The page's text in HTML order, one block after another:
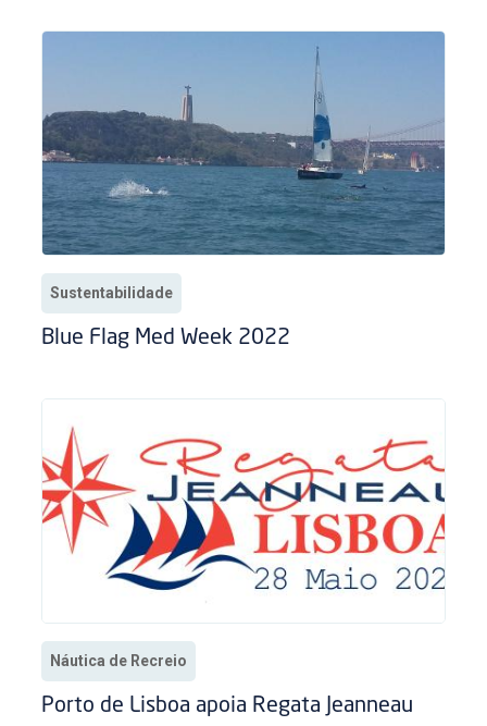
Sustentabilidade
Blue Flag Med Week 2022
Náutica de Recreio
Porto de Lisboa apoia Regata Jeanneau